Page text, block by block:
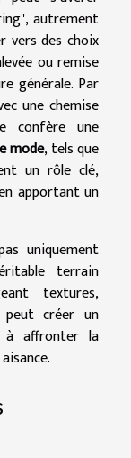
autrement
vers des choix
ou remise
générale. Par
une chemise
confère une
mode, tels que
un rôle clé,
apportant un
uniquement
terrain
textures,
peut créer un
à affronter la